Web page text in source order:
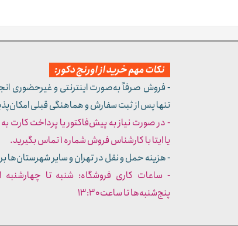
نکات مهم خرید از اورنج دکور:
- فروش صرفاً به‌صورت اینترنتی و غیرحضوری
تنها پس از ثبت سفارش و هماهنگی قبلی
- در صورت نیاز به پیش‌فاکتور یا پرداخت کارت
یا ایتا با کارشناس فروش شماره ۱ تماس بگیرید.
- هزینه حمل و نقل در تهران و سایر شهرستان‌ها
پنج‌شنبه‌ها تا ساعت ۱۳:۳۰​​​​​​​